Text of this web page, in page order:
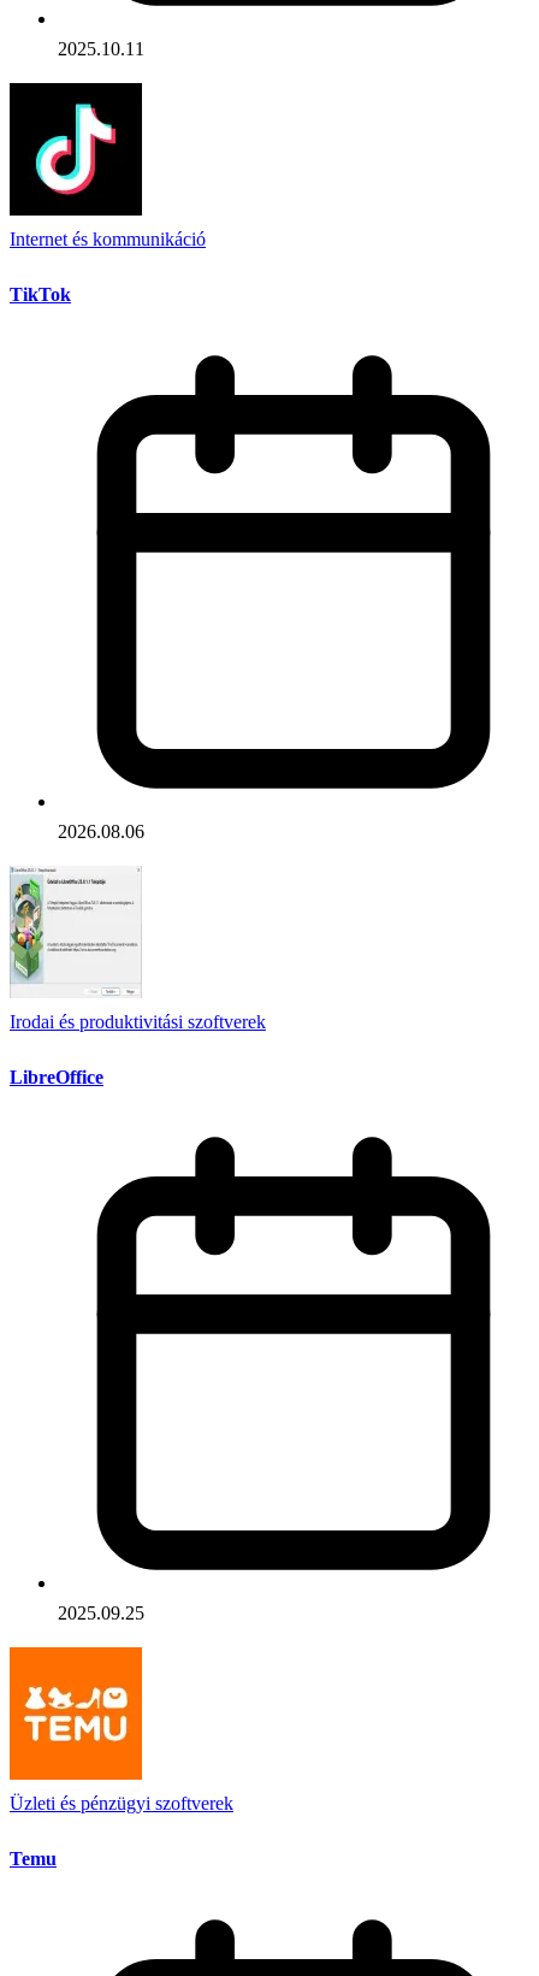
2025.10.11
Internet és kommunikáció
TikTok
2026.08.06
Irodai és produktivitási szoftverek
LibreOffice
2025.09.25
Üzleti és pénzügyi szoftverek
Temu